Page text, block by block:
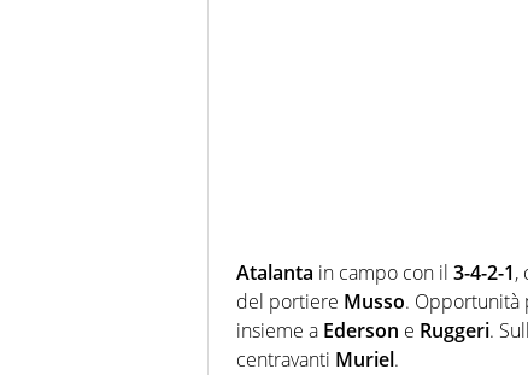
Atalanta in campo con il 3-4-2-1,
del portiere Musso. Opportunità
insieme a Ederson e Ruggeri.
centravanti Muriel.